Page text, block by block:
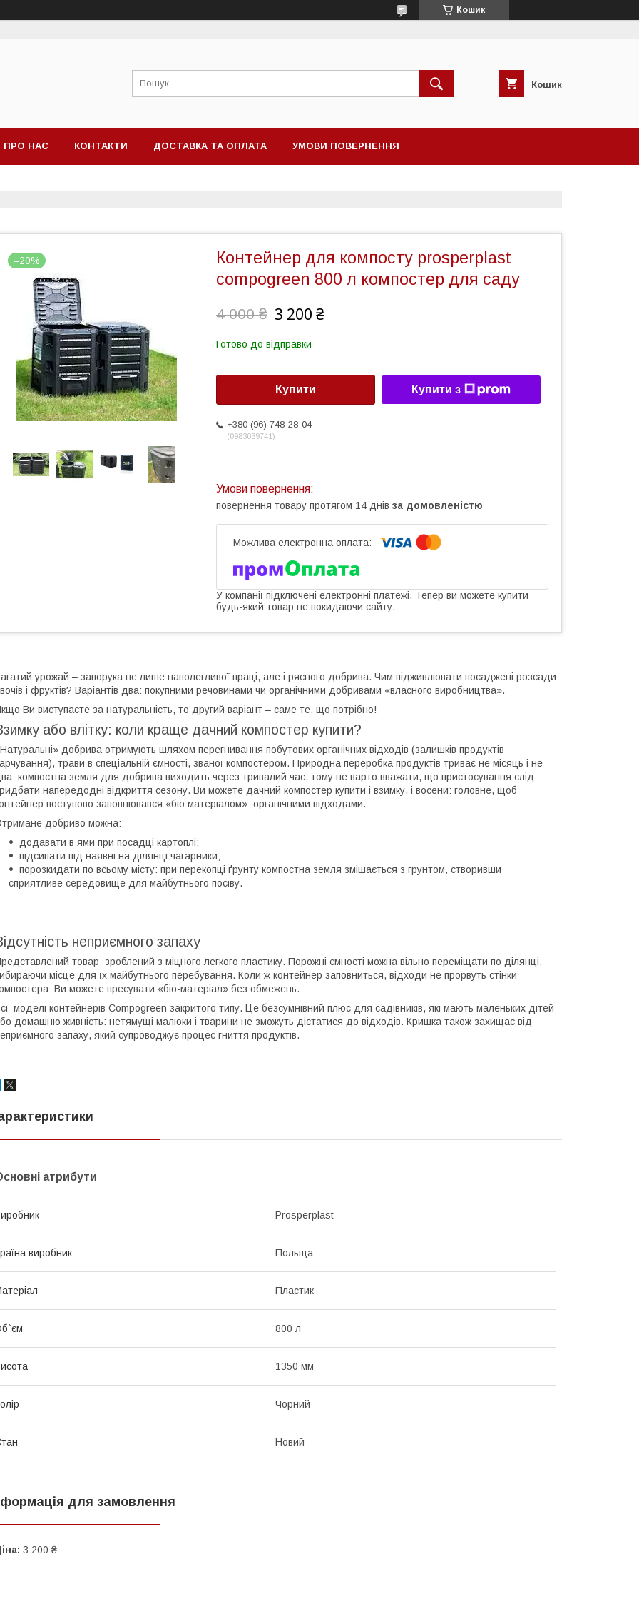
Кошик
Кошик
ПРО НАС КОНТАКТИ ДОСТАВКА ТА ОПЛАТА УМОВИ ПОВЕРНЕННЯ
–20%
Контейнер для компосту prosperplast
compogreen 800 л компостер для саду
4 000 ₴ 3 200 ₴
Готово до відправки
Купити Купити з
+380 (96) 748-28-04
0983039741
повернення товару протягом 14 днів за домовленістю
У компанії підключені електронні платежі. Тепер ви можете купити
будь-який товар не покидаючи сайту.
урожай – запорука не лише наполегливої праці, але і рясного добрива. Чим підживлювати посаджені розсади
і фруктів? Варіантів два: покупними речовинами чи органічними добривами «власного виробництва».
Ви виступаєте за натуральність, то другий варіант – саме те, що потрібно!
або влітку: коли краще дачний компостер купити?
добрива отримують шляхом перегнивання побутових органічних відходів (залишків продуктів
трави в спеціальній ємності, званої компостером. Природна переробка продуктів триває не місяць і не
компостна земля для добрива виходить через тривалий час, тому не варто вважати, що пристосування слід
напередодні відкриття сезону. Ви можете дачний компостер купити і взимку, і восени: головне, щоб
поступово заповнювався «біо матеріалом»: органічними відходами.
добриво можна:
додавати в ями при посадці картоплі;
підсипати під наявні на ділянці чагарники;
порозкидати по всьому місту: при перекопці ґрунту компостна земля змішається з грунтом, створивши
сприятливе середовище для майбутнього посіву.
неприємного запаху
товар зроблений з міцного легкого пластику. Порожні ємності можна вільно переміщати по ділянці,
місце для їх майбутнього перебування. Коли ж контейнер заповниться, відходи не прорвуть стінки
Ви можете пресувати «біо-матеріал» без обмежень.
моделі контейнерів Compogreen закритого типу. Це безсумнівний плюс для садівників, які мають маленьких дітей
домашню живність: нетямущі малюки і тварини не зможуть дістатися до відходів. Кришка також захищає від
запаху, який супроводжує процес гниття продуктів.
атрибути
Prosperplast
виробник Польща
Пластик
800 л
1350 мм
Чорний
Новий
для замовлення
3 200 ₴